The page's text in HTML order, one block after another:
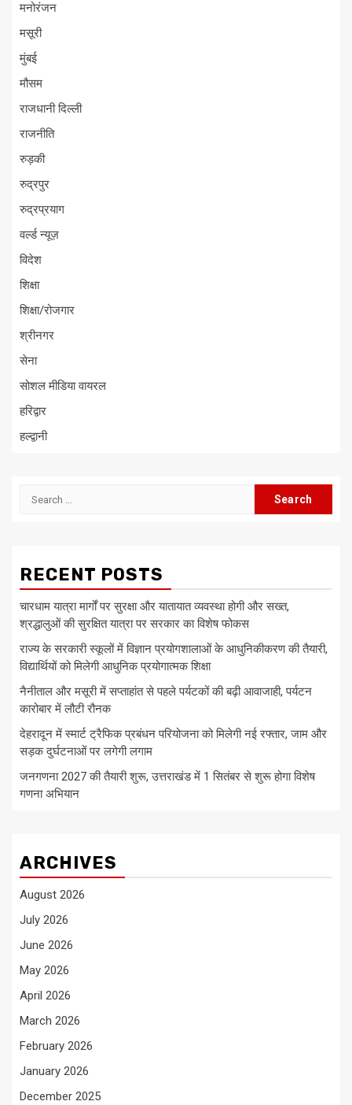
मनोरंजन
मसूरी
मुंबई
मौसम
राजधानी दिल्ली
राजनीति
रुड़की
रुद्रपुर
रुद्रप्रयाग
वर्ल्ड न्यूज़
विदेश
शिक्षा
शिक्षा/रोजगार
श्रीनगर
सेना
सोशल मीडिया वायरल
हरिद्वार
हल्द्वानी
Search
RECENT POSTS
चारधाम यात्रा मार्गों पर सुरक्षा और यातायात व्यवस्था होगी और सख्त,
श्रद्धालुओं की सुरक्षित यात्रा पर सरकार का विशेष फोकस
राज्य के सरकारी स्कूलों में विज्ञान प्रयोगशालाओं के आधुनिकीकरण की तैयारी,
विद्यार्थियों को मिलेगी आधुनिक प्रयोगात्मक शिक्षा
नैनीताल और मसूरी में सप्ताहांत से पहले पर्यटकों की बढ़ी आवाजाही, पर्यटन
कारोबार में लौटी रौनक
देहरादून में स्मार्ट ट्रैफिक प्रबंधन परियोजना को मिलेगी नई रफ्तार, जाम और
सड़क दुर्घटनाओं पर लगेगी लगाम
जनगणना 2027 की तैयारी शुरू, उत्तराखंड में 1 सितंबर से शुरू होगा विशेष
गणना अभियान
ARCHIVES
August 2026
July 2026
June 2026
May 2026
April 2026
March 2026
February 2026
January 2026
December 2025